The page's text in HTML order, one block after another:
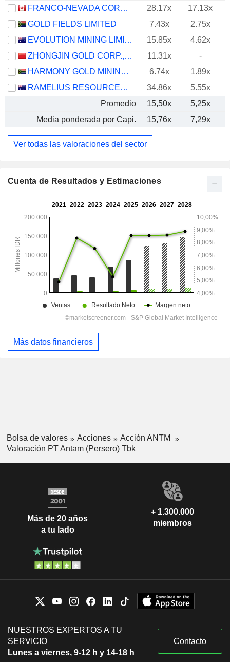
FRANCO-NEVADA CORPORATION
28.17x 17.13x
GOLD FIELDS LIMITED
7.43x
2.75x
EVOLUTION MINING LIMITED
15.85x
4.62x
ZHONGJIN GOLD CORP.,LTD
11.31x
-
HARMONY GOLD MINING COMPANY LIMITED
6.74x
1.89x
RAMELIUS RESOURCES LIMITED
34.86x
5.55x
Promedio
15,50x
5,25x
Media ponderada por Capi.
15,76x 7,29x
Ver todas las valoraciones del sector
Cuenta de Resultados y Estimaciones
Más datos financieros
Bolsa de valores Acciones
Acción ANTM
Valoración PT Antam (Persero) Tbk
Más de 20 años
a tu lado
+ 1.300.000
miembros
NUESTROS EXPERTOS A TU
SERVICIO
Lunes a viernes, 9-12 h y 14-18 h
Contacto